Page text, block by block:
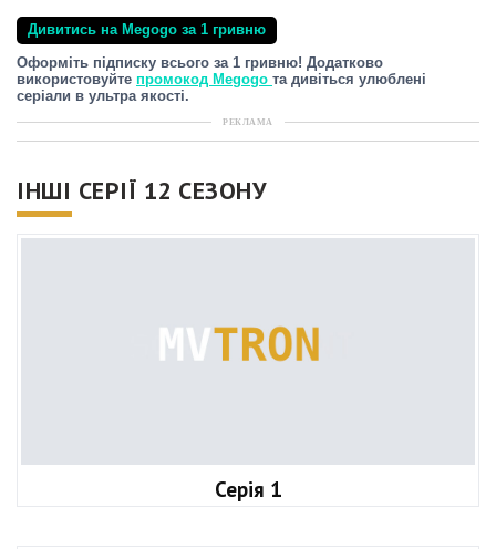
Дивитись на Megogo за 1 гривню
Оформіть підписку всього за 1 гривню! Додатково
використовуйте промокод Megogo та дивіться улюблені
серіали в ультра якості.
РЕКЛАМА
ІНШІ СЕРІЇ 12 СЕЗОНУ
Серія 1